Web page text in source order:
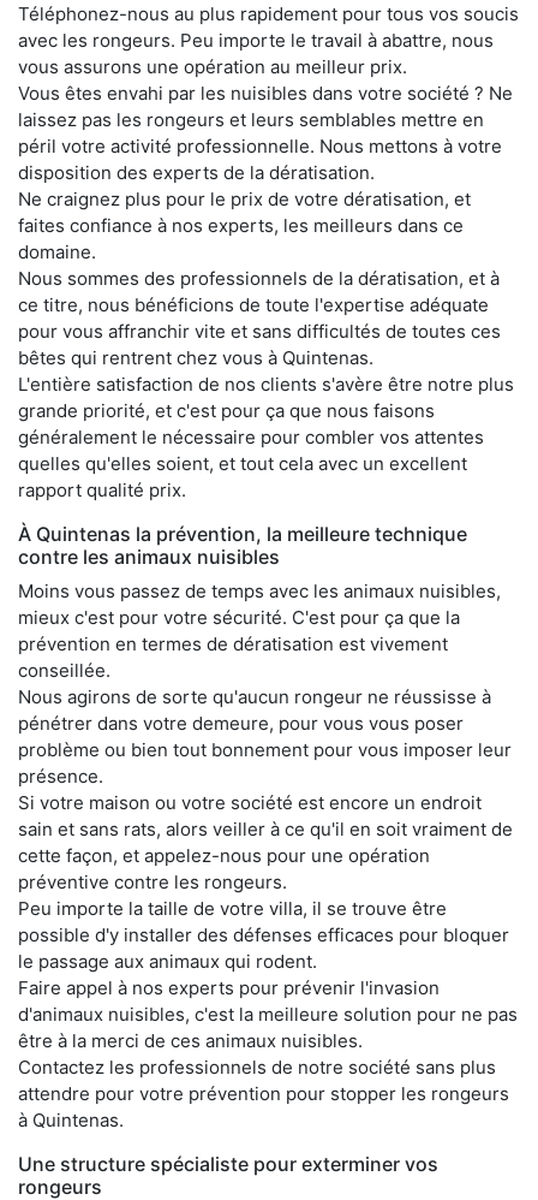
Téléphonez-nous au plus rapidement pour tous vos soucis
avec les rongeurs. Peu importe le travail à abattre, nous
vous assurons une opération au meilleur prix.
Vous êtes envahi par les nuisibles dans votre société ? Ne
laissez pas les rongeurs et leurs semblables mettre en
péril votre activité professionnelle. Nous mettons à votre
disposition des experts de la dératisation.
Ne craignez plus pour le prix de votre dératisation, et
faites confiance à nos experts, les meilleurs dans ce
domaine.
Nous sommes des professionnels de la dératisation, et à
ce titre, nous bénéficions de toute l'expertise adéquate
pour vous affranchir vite et sans difficultés de toutes ces
bêtes qui rentrent chez vous à Quintenas.
L'entière satisfaction de nos clients s'avère être notre plus
grande priorité, et c'est pour ça que nous faisons
généralement le nécessaire pour combler vos attentes
quelles qu'elles soient, et tout cela avec un excellent
rapport qualité prix.
À Quintenas la prévention, la meilleure technique
contre les animaux nuisibles
Moins vous passez de temps avec les animaux nuisibles,
mieux c'est pour votre sécurité. C'est pour ça que la
prévention en termes de dératisation est vivement
conseillée.
Nous agirons de sorte qu'aucun rongeur ne réussisse à
pénétrer dans votre demeure, pour vous vous poser
problème ou bien tout bonnement pour vous imposer leur
présence.
Si votre maison ou votre société est encore un endroit
sain et sans rats, alors veiller à ce qu'il en soit vraiment de
cette façon, et appelez-nous pour une opération
préventive contre les rongeurs.
Peu importe la taille de votre villa, il se trouve être
possible d'y installer des défenses efficaces pour bloquer
le passage aux animaux qui rodent.
Faire appel à nos experts pour prévenir l'invasion
d'animaux nuisibles, c'est la meilleure solution pour ne pas
être à la merci de ces animaux nuisibles.
Contactez les professionnels de notre société sans plus
attendre pour votre prévention pour stopper les rongeurs
à Quintenas.
Une structure spécialiste pour exterminer vos
rongeurs